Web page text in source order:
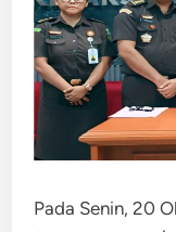
Pada Senin, 20